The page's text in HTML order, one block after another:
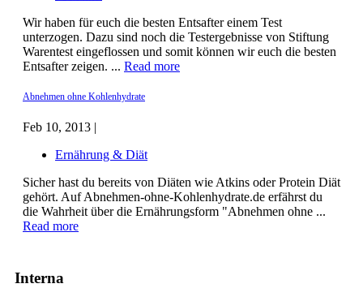
Wir haben für euch die besten Entsafter einem Test
unterzogen. Dazu sind noch die Testergebnisse von Stiftung
Warentest eingeflossen und somit können wir euch die besten
Entsafter zeigen. ... Read more
Abnehmen ohne Kohlenhydrate
Feb 10, 2013 |
Ernährung & Diät
Sicher hast du bereits von Diäten wie Atkins oder Protein Diät
gehört. Auf Abnehmen-ohne-Kohlenhydrate.de erfährst du
die Wahrheit über die Ernährungsform "Abnehmen ohne ...
Read more
Interna